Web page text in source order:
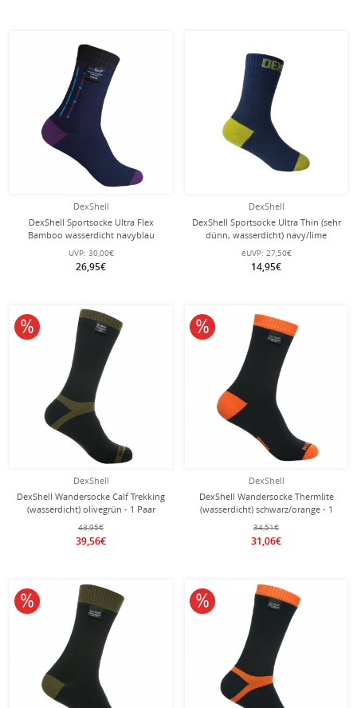
DexShell
DexShell Sportsocke Ultra Flex
Bamboo wasserdicht navyblau
Herren - 1 Paar
UVP: 30,00€
26,95€
DexShell
DexShell Sportsocke Ultra Thin (sehr
dünn, wasserdicht) navy/lime
Kinder - 1 Paar
eUVP: 27,50€
14,95€
DexShell
DexShell Wandersocke Calf Trekking
(wasserdicht) olivegrün - 1 Paar
43,95€
39,56€
10% reduziert
DexShell
DexShell Wandersocke Thermlite
(wasserdicht) schwarz/orange - 1
Paar
34,51€
31,06€
10% reduziert
10% reduziert 10% reduziert